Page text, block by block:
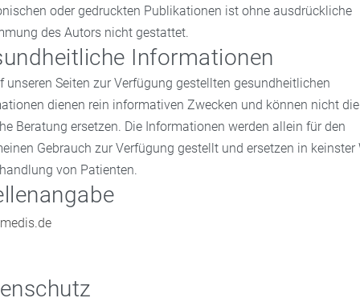
oder gedruckten Publikationen ist ohne ausdrückliche
des Autors nicht gestattet.
Informationen
unseren Seiten zur Verfügung gestellten gesundheitlichen
dienen rein informativen Zwecken und können nicht die
Beratung ersetzen. Die Informationen werden allein für den
Gebrauch zur Verfügung gestellt und ersetzen in keinster
von Patienten.